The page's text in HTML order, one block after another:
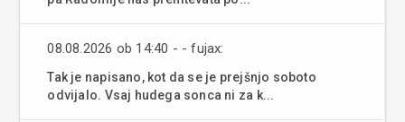
08.08.2026 ob 14:40 - - fujax:
Tak je napisano, kot da se je prejšnjo soboto
odvijalo. Vsaj hudega sonca ni za k...